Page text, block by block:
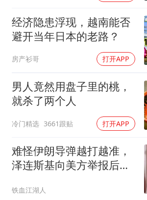
经济隐患浮现，越南能否
避开当年日本的老路？
房产衫哥 打开APP
男人竟然用盘子里的桃，
就杀了两个人
冷门精选 3661跟贴 打开APP
难怪伊朗导弹越打越准，
泽连斯基向美方举报后，
铁血江湖人